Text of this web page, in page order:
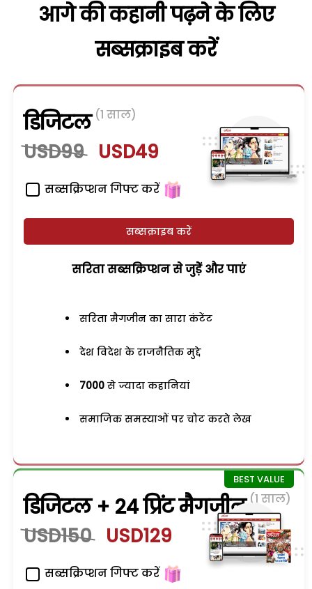
आगे की कहानी पढ़ने के लिए
सब्सक्राइब करें
डिजिटल (1 साल)
USD99 USD49
सब्सक्रिप्शन गिफ्ट करें
सब्सक्राइब करें
सरिता सब्सक्रिप्शन से जुड़ेें और पाएं
सरिता मैगजीन का सारा कंटेंट
देश विदेश के राजनैतिक मुद्दे
7000 से ज्यादा कहानियां
समाजिक समस्याओं पर चोट करते लेख
डिजिटल + 24 प्रिंट मैगजीन (1 साल)
USD150 USD129
सब्सक्रिप्शन गिफ्ट करें